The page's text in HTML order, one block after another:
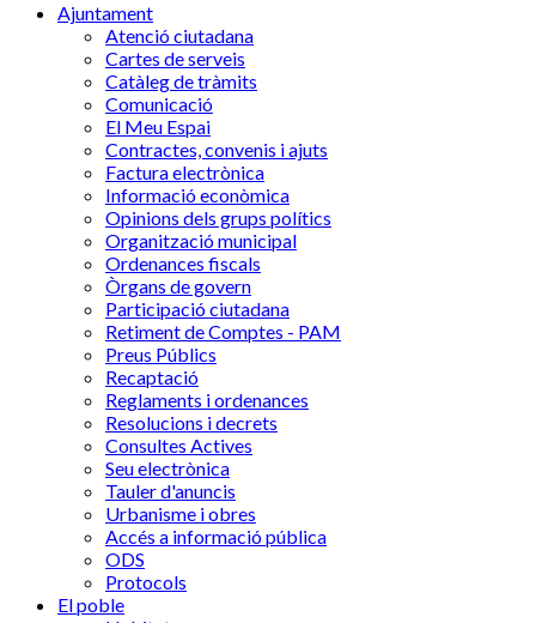
Ajuntament
Atenció ciutadana
Cartes de serveis
Catàleg de tràmits
Comunicació
El Meu Espai
Contractes, convenis i ajuts
Factura electrònica
Informació econòmica
Opinions dels grups polítics
Organització municipal
Ordenances fiscals
Òrgans de govern
Participació ciutadana
Retiment de Comptes - PAM
Preus Públics
Recaptació
Reglaments i ordenances
Resolucions i decrets
Consultes Actives
Seu electrònica
Tauler d'anuncis
Urbanisme i obres
Accés a informació pública
ODS
Protocols
El poble